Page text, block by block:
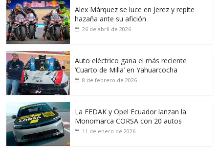
Alex Márquez se luce en Jerez y repite
hazaña ante su afición
26 de abril de 2026
Auto eléctrico gana el más reciente
‘Cuarto de Milla’ en Yahuarcocha
8 de febrero de 2026
La FEDAK y Opel Ecuador lanzan la
Monomarca CORSA con 20 autos
11 de enero de 2026